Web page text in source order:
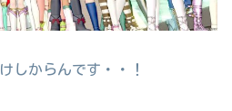
しからんです・・！